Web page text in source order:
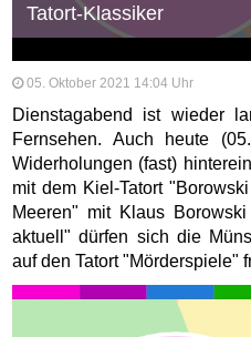
Tatort-Klassiker
05. Oktober 2021 14:04 Uhr
Dienstagabend ist wieder
Fernsehen. Auch heute
Widerholungen (fast)
mit dem Kiel-Tatort
Meeren" mit Klaus
aktuell" dürfen sich die
auf den Tatort "Mörderspiele"